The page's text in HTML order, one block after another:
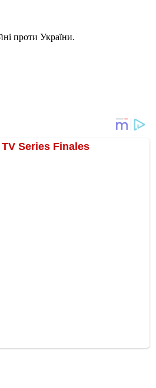
проти України.